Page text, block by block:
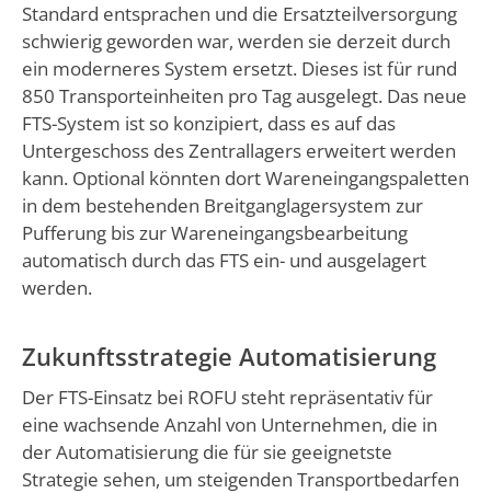
Standard entsprachen und die Ersatzteilversorgung
schwierig geworden war, werden sie derzeit durch
ein moderneres System ersetzt. Dieses ist für rund
850 Transporteinheiten pro Tag ausgelegt. Das neue
FTS-System ist so konzipiert, dass es auf das
Untergeschoss des Zentrallagers erweitert werden
kann. Optional könnten dort Wareneingangspaletten
in dem bestehenden Breitganglagersystem zur
Pufferung bis zur Wareneingangsbearbeitung
automatisch durch das FTS ein- und ausgelagert
werden.
Zukunftsstrategie Automatisierung
Der FTS-Einsatz bei ROFU steht repräsentativ für
eine wachsende Anzahl von Unternehmen, die in
der Automatisierung die für sie geeignetste
Strategie sehen, um steigenden Transportbedarfen